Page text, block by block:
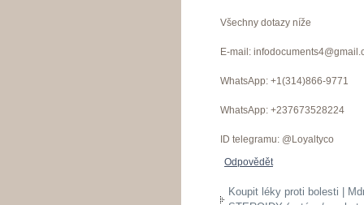
Všechny dotazy níže
E-mail:
WhatsApp: +1(314)866-9771
WhatsApp: +237673528224
ID telegramu: @Loyaltyco
Odpovědět
Koupit léky proti bolesti |